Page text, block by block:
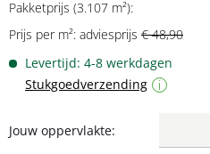
Pakketprijs (3.107 m²):
Prijs per m²: adviesprijs € 48,90
Levertijd: 4-8 werkdagen
Stukgoedverzending
i
Jouw oppervlakte: